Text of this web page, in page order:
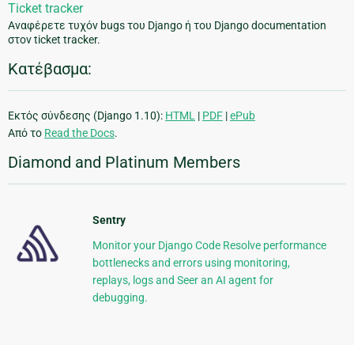
Ticket tracker
Αναφέρετε τυχόν bugs του Django ή του Django documentation
στον ticket tracker.
Κατέβασμα:
Εκτός σύνδεσης (Django 1.10): HTML | PDF |ePub
Από το Read the Docs.
Diamond and Platinum Members
Sentry
Monitor your Django Code Resolve performance
bottlenecks and errors using monitoring,
replays, logs and Seer an AI agent for
debugging.